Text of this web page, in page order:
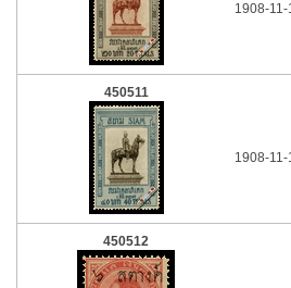
1908-11-
450511
1908-11-
450512